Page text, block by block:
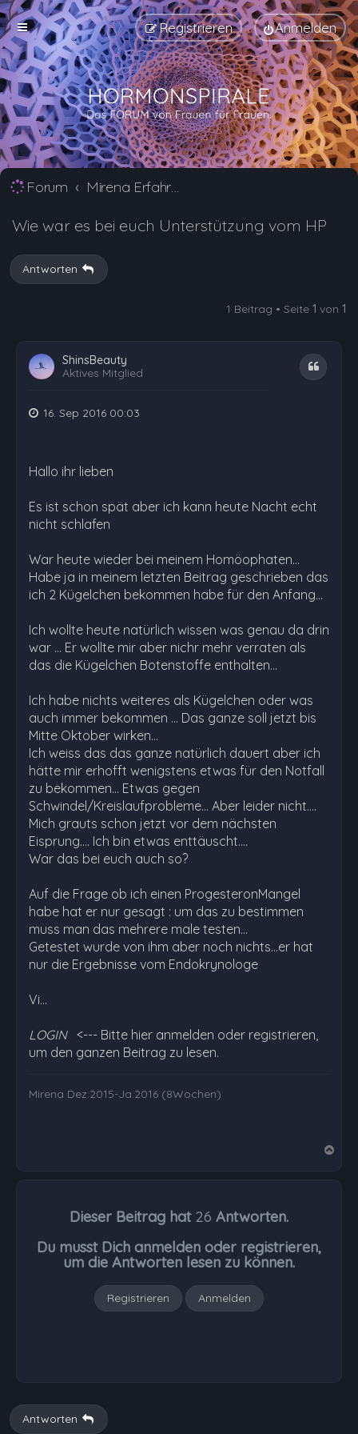
Anmelden
Registrieren
Forum Mirena Erfahrungsberichte und Nebenwirkungen
Wie war es bei euch Unterstützung vom HP
Antworten
1 Beitrag • Seite 1 von 1
ShinsBeauty
Aktives Mitglied
Zitat
16. Sep 2016 00:03
Hallo ihr lieben
Es ist schon spät aber ich kann heute Nacht echt
nicht schlafen
War heute wieder bei meinem Homöophaten...
Habe ja in meinem letzten Beitrag geschrieben das
ich 2 Kügelchen bekommen habe für den Anfang...
Ich wollte heute natürlich wissen was genau da drin
war ... Er wollte mir aber nichr mehr verraten als
das die Kügelchen Botenstoffe enthalten...
Ich habe nichts weiteres als Kügelchen oder was
auch immer bekommen ... Das ganze soll jetzt bis
Mitte Oktober wirken...
Ich weiss das das ganze natürlich dauert aber ich
hätte mir erhofft wenigstens etwas für den Notfall
zu bekommen... Etwas gegen
Schwindel/Kreislaufprobleme... Aber leider nicht....
Mich grauts schon jetzt vor dem nächsten
Eisprung.... Ich bin etwas enttäuscht....
War das bei euch auch so?
Auf die Frage ob ich einen ProgesteronMangel
habe hat er nur gesagt : um das zu bestimmen
muss man das mehrere male testen...
Getestet wurde von ihm aber noch nichts...er hat
nur die Ergebnisse vom Endokrynologe
Vi…
LOGIN <--- Bitte hier anmelden oder registrieren,
um den ganzen Beitrag zu lesen.
Mirena Dez.2015-Ja.2016 (8Wochen)
Dieser Beitrag hat 26 Antworten.
Du musst Dich anmelden oder registrieren,
um die Antworten lesen zu können.
Registrieren Anmelden
Antworten